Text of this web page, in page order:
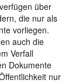
über
die nur als
vorliegen.
auch die
Verfall
Dokumente
nur